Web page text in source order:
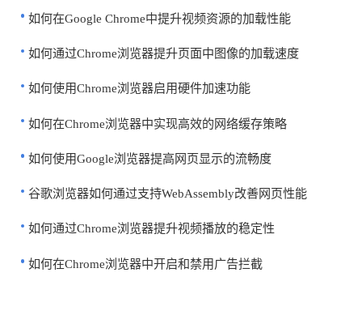
如何在Google Chrome中提升视频资源的加载性能
如何通过Chrome浏览器提升页面中图像的加载速度
如何使用Chrome浏览器启用硬件加速功能
如何在Chrome浏览器中实现高效的网络缓存策略
如何使用Google浏览器提高网页显示的流畅度
谷歌浏览器如何通过支持WebAssembly改善网页性能
如何通过Chrome浏览器提升视频播放的稳定性
如何在Chrome浏览器中开启和禁用广告拦截